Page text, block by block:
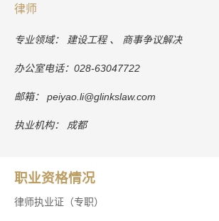
律师
专业领域： 建设工程 商事争议解决
办公室电话： 028-63047722
邮箱： peiyao.li@glinkslaw.com
执业机构： 成都
职业资格情况
律师执业证（专职）